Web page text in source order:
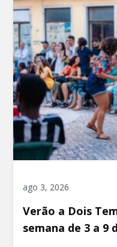
ago 3, 2026
Verão a Dois
semana de 3 a 9